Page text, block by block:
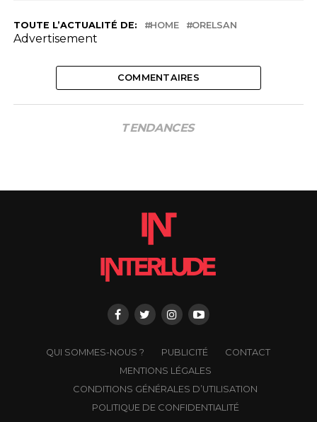
TOUTE L’ACTUALITÉ DE: HOME ORELSAN
Advertisement
COMMENTAIRES
TENDANCES
QUI SOMMES-NOUS ? PUBLICITÉ
CONTACT
MENTIONS LÉGALES
CONDITIONS GÉNÉRALES D’UTILISATION
POLITIQUE DE CONFIDENTIALITÉ